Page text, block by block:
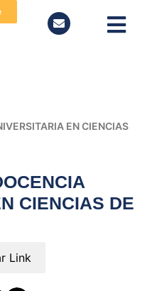
EN CIENCIAS
CIENCIAS DE
Link